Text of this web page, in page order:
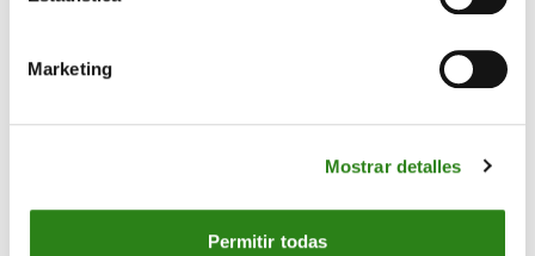
Marketing
Mostrar detalles
Permitir todas
equilibrando el porcentaje accionarial de los tres socios. El Comú de
de participaciones preferentes y la compra de acciones de los otros
la sociedad y se comenzará a trabajar en las líneas del plan de
integración. Como ya se avanzó, David Hidalgo será el máximo